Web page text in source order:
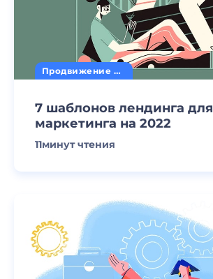
Продвижение сайта
7 шаблонов лендинга для
маркетинга на 2022
11минут чтения